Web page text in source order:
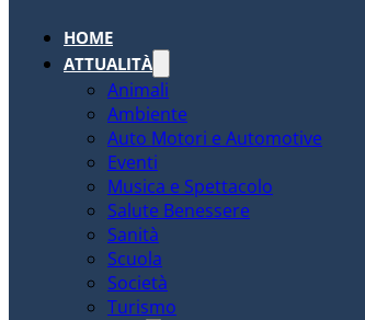
HOME
ATTUALITÀ
Animali
Ambiente
Auto Motori e Automotive
Eventi
Musica e Spettacolo
Salute Benessere
Sanità
Scuola
Società
Turismo